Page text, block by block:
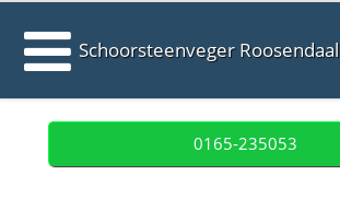
Schoorsteenveger Roosendaal
0165-235053